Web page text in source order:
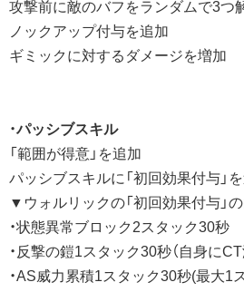
攻撃前に敵のバフをランダムで3つ
ノックアップ付与を追加
ギミックに対するダメージを増加
・パッシブスキル
「範囲が得意」を追加
パッシブスキルに「初回効果付与」
▼ウォルリックの「初回効果付与」
・状態異常ブロック2スタック30秒
・反撃の鎧1スタック30秒（自身に
・AS威力累積1スタック30秒(最大1